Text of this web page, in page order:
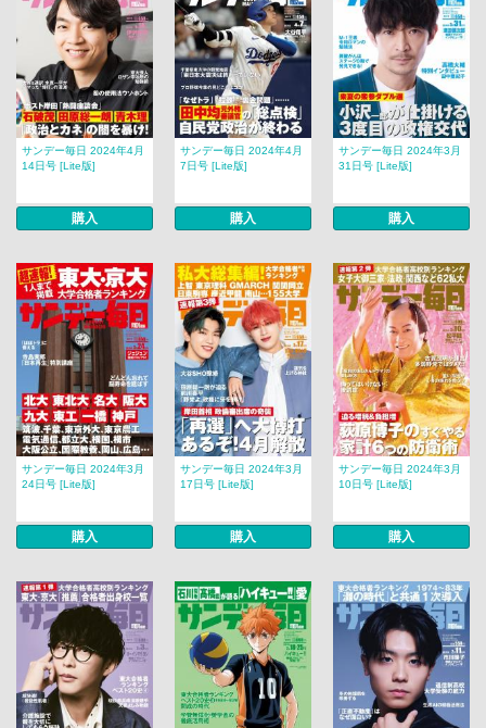
サンデー毎日 2024年4月
14日号 [Lite版]
購入
サンデー毎日 2024年4月
7日号 [Lite版]
購入
サンデー毎日 2024年3月
31日号 [Lite版]
購入
サンデー毎日 2024年3月
24日号 [Lite版]
購入
サンデー毎日 2024年3月
17日号 [Lite版]
購入
サンデー毎日 2024年3月
10日号 [Lite版]
購入